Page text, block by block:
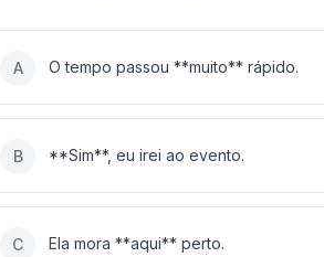
A O tempo passou **muito** rápido.
B **Sim**, eu irei ao evento.
C Ela mora **aqui** perto.